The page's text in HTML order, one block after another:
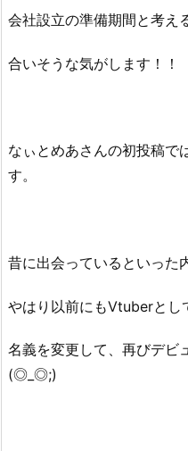
会社設立の準備期間と考え
合いそうな気がします！！
なぃとめあさんの初投稿で
す。
昔に出会っているといった
やはり以前にもVtuberとし
名義を変更して、再びデビ
(◎_◎;)